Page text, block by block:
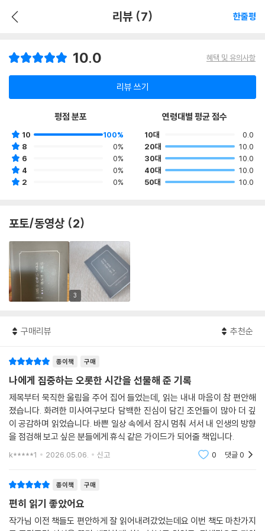
리뷰 (7) 한줄평
10.0 혜택 및 유의사항
리뷰 쓰기
평점 분포
10
100%
8
0%
6
0%
4
0%
2
0%
연령대별 평균 점수
10대
0.0
20대
10.0
30대
10.0
40대
10.0
50대
10.0
포토/동영상 (2)
3
구매리뷰 추천순
종이책 구매
나에게 집중하는 오롯한 시간을 선물해 준 기록
제목부터 묵직한 울림을 주어 집어 들었는데, 읽는 내내 마음이 참 편안해
졌습니다. 화려한 미사여구보다 담백한 진심이 담긴 조언들이 많아 더 깊
이 공감하며 읽었습니다. 바쁜 일상 속에서 잠시 멈춰 서서 내 인생의 방향
을 점검해 보고 싶은 분들에게 휴식 같은 가이드가 되어줄 책입니다.
k*****1 2026.05.06. 신고 0 댓글0
종이책 구매
편히 읽기 좋았어요
작가님 이전 책들도 편안하게 잘 읽어내려갔었는데요 이번 책도 마찬가지